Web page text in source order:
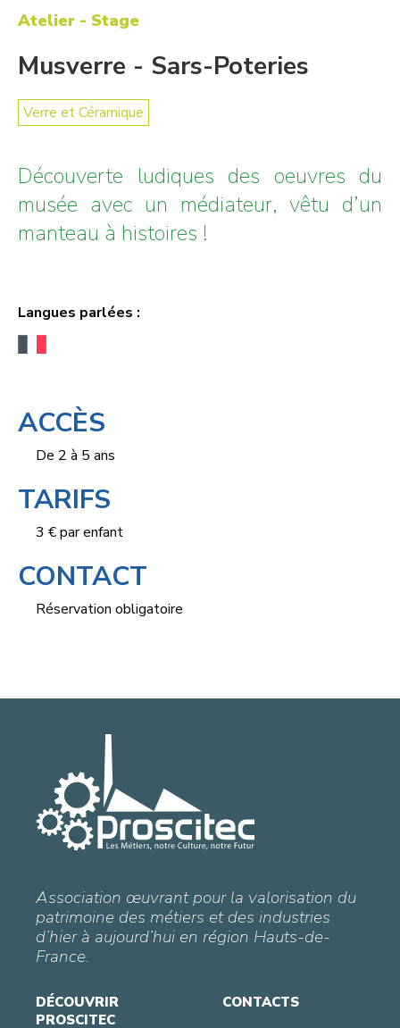
Atelier - Stage
Musverre - Sars-Poteries
Verre et Céramique
Découverte ludiques des oeuvres du
musée avec un médiateur, vêtu d’un
manteau à histoires !
Langues parlées :
ACCÈS
De 2 à 5 ans
TARIFS
3 € par enfant
CONTACT
Réservation obligatoire
Association œuvrant pour la valorisation du
patrimoine des métiers et des industries
d’hier à aujourd’hui en région Hauts-de-
France.
DÉCOUVRIR
PROSCITEC
CONTACTS